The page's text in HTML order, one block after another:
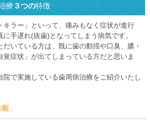
療 ３つの特徴
キラー」といって、痛みもなく症状が進行
に手遅れ(抜歯)となってしまう病気です。
だいている方は、既に歯の動揺や口臭、膿・
覚症状」が出てしまっている方だと思いま
院で実施している歯周病治療をご紹介いたし
断